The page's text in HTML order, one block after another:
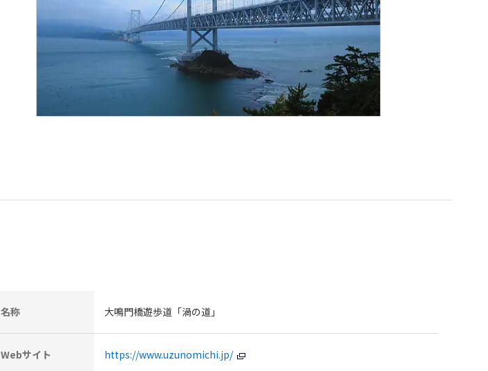
名称 大鳴門橋遊歩道「渦の道」
Webサイト https://www.uzunomichi.jp/